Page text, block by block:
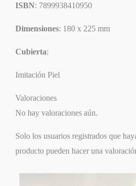
ISBN: 7899938410950
Dimensiones: 180 x 225 mm
Cubierta:
Imitación Piel
Valoraciones
No hay valoraciones aún.
Solo los usuarios registrados que
producto pueden hacer una